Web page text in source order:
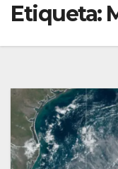
Etiqueta: